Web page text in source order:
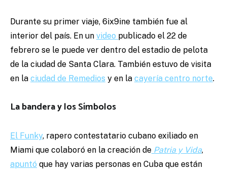
Durante su primer viaje, 6ix9ine también fue al
interior del país. En un video publicado el 22 de
febrero se le puede ver dentro del estadio de pelota
de la ciudad de Santa Clara. También estuvo de visita
en la ciudad de Remedios y en la cayería centro norte.
La bandera y los Símbolos
El Funky, rapero contestatario cubano exiliado en
Miami que colaboró en la creación de Patria y Vida,
apuntó que hay varias personas en Cuba que están